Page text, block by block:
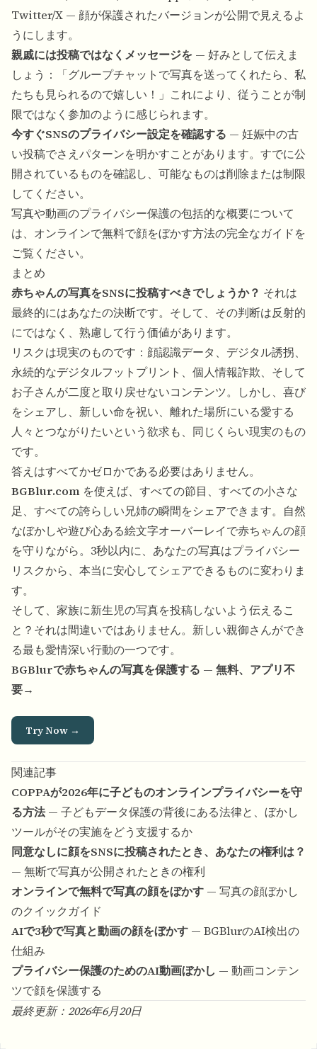
Twitter/X — 顔が保護されたバージョンが公開で見えるよ
うにします。
親戚には投稿ではなくメッセージを — 好みとして伝えま
しょう：「グループチャットで写真を送ってくれたら、私
たちも見られるので嬉しい！」これにより、従うことが制
限ではなく参加のように感じられます。
今すぐSNSのプライバシー設定を確認する — 妊娠中の古
い投稿でさえパターンを明かすことがあります。すでに公
開されているものを確認し、可能なものは削除または制限
してください。
写真や動画のプライバシー保護の包括的な概要について
は、 オンラインで無料で顔をぼかす方法の完全なガイドを
ご覧ください。
まとめ
赤ちゃんの写真をSNSに投稿すべきでしょうか？ それは
最終的にはあなたの決断です。そして、その判断は反射的
にではなく、熟慮して行う価値があります。
リスクは現実のものです：顔認識データ、デジタル誘拐、
永続的なデジタルフットプリント、個人情報詐欺、そして
お子さんが二度と取り戻せないコンテンツ。しかし、喜び
をシェアし、新しい命を祝い、離れた場所にいる愛する
人々とつながりたいという欲求も、同じくらい現実のもの
です。
答えはすべてかゼロかである必要はありません。
BGBlur.com を使えば、すべての節目、すべての小さな
足、すべての誇らしい兄姉の瞬間をシェアできます。自然
なぼかしや遊び心ある絵文字オーバーレイで赤ちゃんの顔
を守りながら。3秒以内に、あなたの写真はプライバシー
リスクから、本当に安心してシェアできるものに変わりま
す。
そして、家族に新生児の写真を投稿しないよう伝えるこ
と？それは間違いではありません。新しい親御さんができ
る最も愛情深い行動の一つです。
BGBlurで赤ちゃんの写真を保護する — 無料、アプリ不
要→
Try Now →
関連記事
COPPAが2026年に子どものオンラインプライバシーを守
る方法— 子どもデータ保護の背後にある法律と、ぼかし
ツールがその実施をどう支援するか
同意なしに顔をSNSに投稿されたとき、あなたの権利は？
— 無断で写真が公開されたときの権利
オンラインで無料で写真の顔をぼかす — 写真の顔ぼかし
のクイックガイド
AIで3秒で写真と動画の顔をぼかす — BGBlurのAI検出の
仕組み
プライバシー保護のためのAI動画ぼかし — 動画コンテン
ツで顔を保護する
最終更新：2026年6月20日